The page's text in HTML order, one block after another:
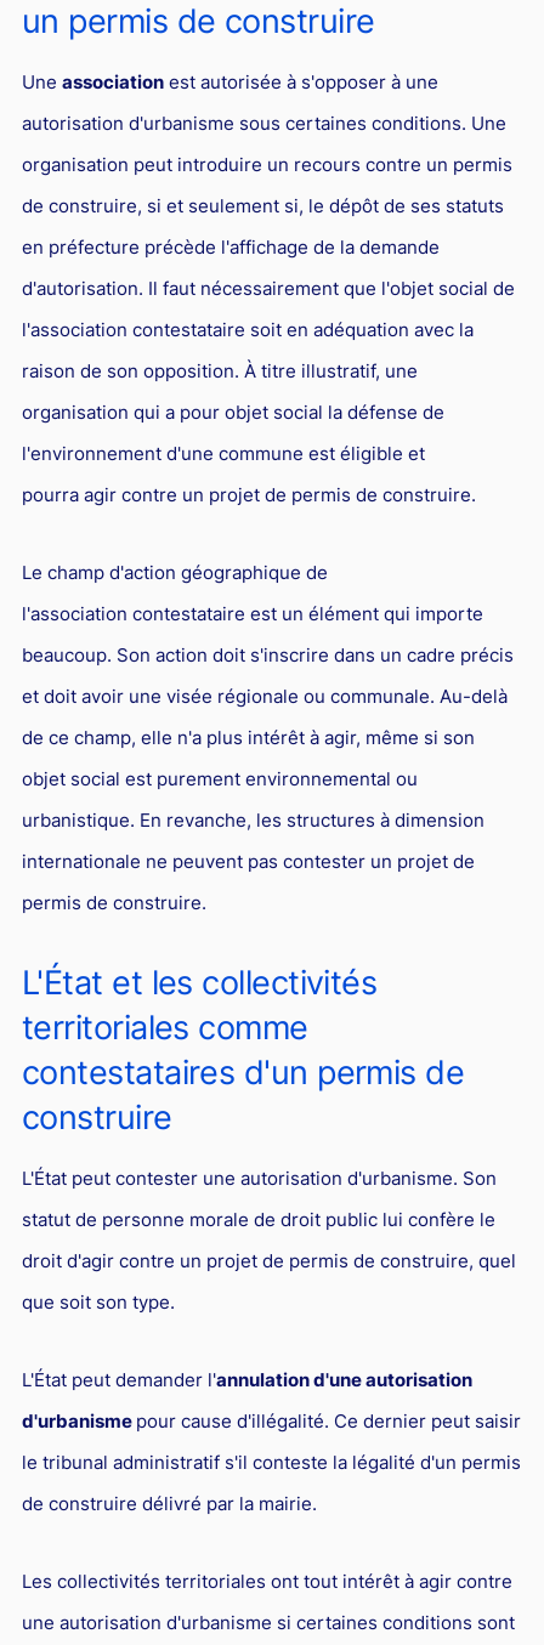
Droit du sport
un permis de construire
Une associationest autorisée à s'opposer à une
autorisation d'urbanisme sous certaines conditions. Une
organisation peut introduire un recours contre un permis
de construire, si et seulement si, le dépôt de ses statuts
en préfecture précède l'affichage de la demande
d'autorisation. Il faut nécessairement que l'objet social de
l'association contestataire soit en adéquation avec la
raison de son opposition. À titre illustratif, une
organisation qui a pour objet social la défense de
l'environnement d'une commune est éligible et
pourra agir contre un projet de permis de construire.
Le champ d'action géographique de
l'association contestataire est un élément qui importe
beaucoup. Son action doit s'inscrire dans un cadre précis
et doit avoir une visée régionale ou communale. Au-delà
de ce champ, elle n'a plus intérêt à agir, même si son
objet social est purement environnemental ou
urbanistique. En revanche, les structures à dimension
internationale ne peuvent pas contester un projet de
permis de construire.
L'État et les collectivités
territoriales comme
contestataires d'un permis de
construire
L'État peut contester une autorisation d'urbanisme. Son
statut de personne morale de droit public lui confère le
droit d'agir contre un projet de permis de construire, quel
que soit son type.
L'État peut demander l'annulation d'une autorisation
d'urbanisme pour cause d'illégalité. Ce dernier peut saisir
le tribunal administratif s'il conteste la légalité d'un permis
de construire délivré par la mairie.
Les collectivités territoriales ont tout intérêt à agir contre
une autorisation d'urbanisme si certaines conditions sont